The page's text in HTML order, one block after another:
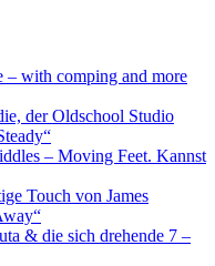
– with comping and more
der Oldschool Studio
– Moving Feet. Kannst
Touch von James
& die sich drehende 7 –